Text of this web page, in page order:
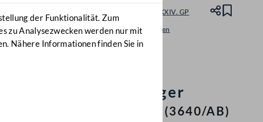
der Funktionalität. Zum
zu Analysezwecken werden nur mit
Nähere Informationen finden Sie in
Nationalrat - XXIV. GP
Beantwortungen
3640/AB
von Salzburger
AUALM
(3640/AB)